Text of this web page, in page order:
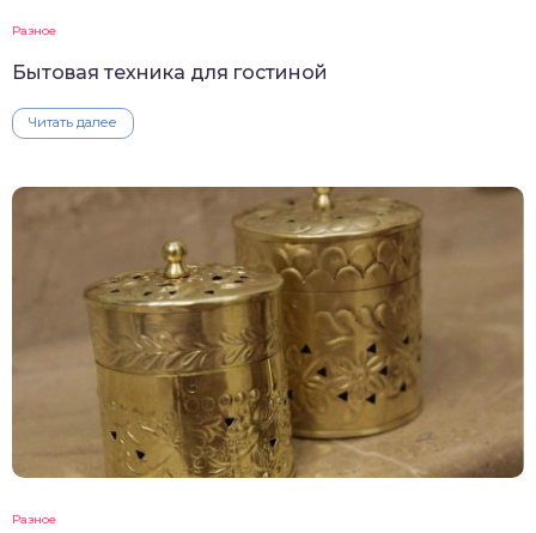
Разное
Бытовая техника для гостиной
Читать далее
Разное